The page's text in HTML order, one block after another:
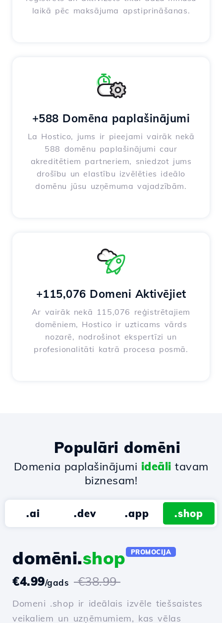
laikā pēc maksājuma apstiprināšanas.
+588 Domēna paplašinājumi
La Hostico, jums ir pieejami vairāk nekā
588 domēnu paplašinājumi caur
akreditētiem partneriem, sniedzot jums
drošību un elastību izvēlēties ideālo
domēnu jūsu uzņēmuma vajadzībām.
+115,076 Domeni Aktivējiet
Ar vairāk nekā 115,076 reģistrētajiem
domēniem, Hostico ir uzticams vārds
nozarē, nodrošinot ekspertīzi un
profesionalitāti katrā procesa posmā.
Populāri domēni
Domenia paplašinājumi ideāli tavam
biznesam!
.ai .dev .app .shop
domēni.shop PROMOCIJA
€4.99/gads €38.99
Domeni .shop ir ideālais izvēle tiešsaistes
veikaliem un uzņēmumiem, kas vēlas